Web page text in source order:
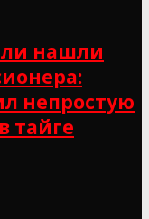
нашли
непростую
тайге